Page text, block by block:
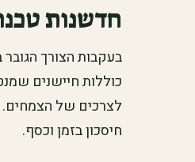
חדשנות
בעקבות הצורך
כוללות חיישנים
לצרכים של הצמחים.
חיסכון בזמן וכסף.